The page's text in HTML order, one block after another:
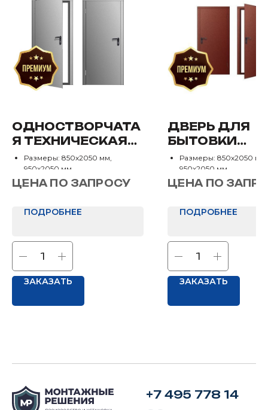
ОДНОСТВОРЧАТА
Я ТЕХНИЧЕСКАЯ
ДВЕРЬ РАЛ 7035
Размеры: 850х2050 мм,
950х2050 мм
Отделка: Нет
ЦЕНА ПО ЗАПРОСУ
ПОДРОБНЕЕ
ЗАКАЗАТЬ
ДВЕРЬ ДЛЯ
БЫТОВКИ
ПРАВАЯ
Размеры: 850х2050 мм,
950х2050 мм
Отделка: Нет
ЦЕНА ПО
ПОДРОБНЕЕ
ЗАКАЗАТЬ
+7 495 778 14